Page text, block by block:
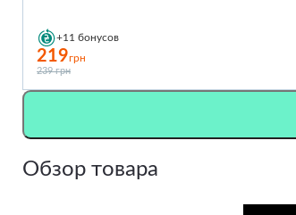
+11 бонусов
219грн
239 грн
Обзор товара